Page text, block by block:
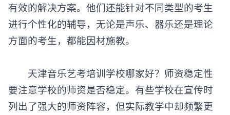
有效的解决方案。他们还能针对不同类型的考生
进行个性化的辅导，无论是声乐、器乐还是理论
方面的考生，都能因材施教。
天津音乐艺考培训学校哪家好？师资稳定性
要注意学校的师资是否稳定。有些学校在宣传时
列出了强大的师资阵容，但实际教学中却频繁更